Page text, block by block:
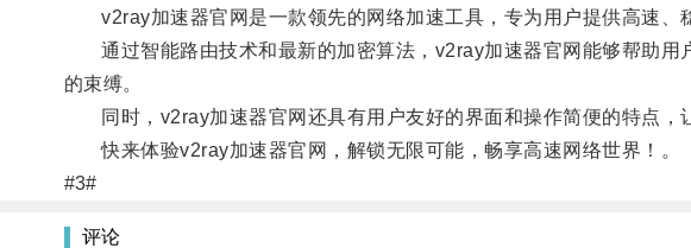
v2ray加速器官网是一款领先的网络加速工具，专为用户提供高速、
通过智能路由技术和最新的加密算法，v2ray加速器官网能够帮助用
的束缚。
同时，v2ray加速器官网还具有用户友好的界面和操作简便的特点，
快来体验v2ray加速器官网，解锁无限可能，畅享高速网络世界！。
#3#
评论